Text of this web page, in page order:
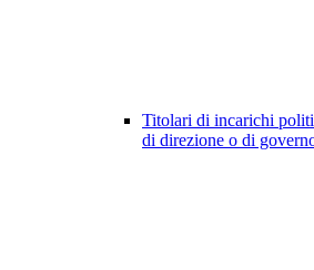
Titolari di incarichi
di direzione o di